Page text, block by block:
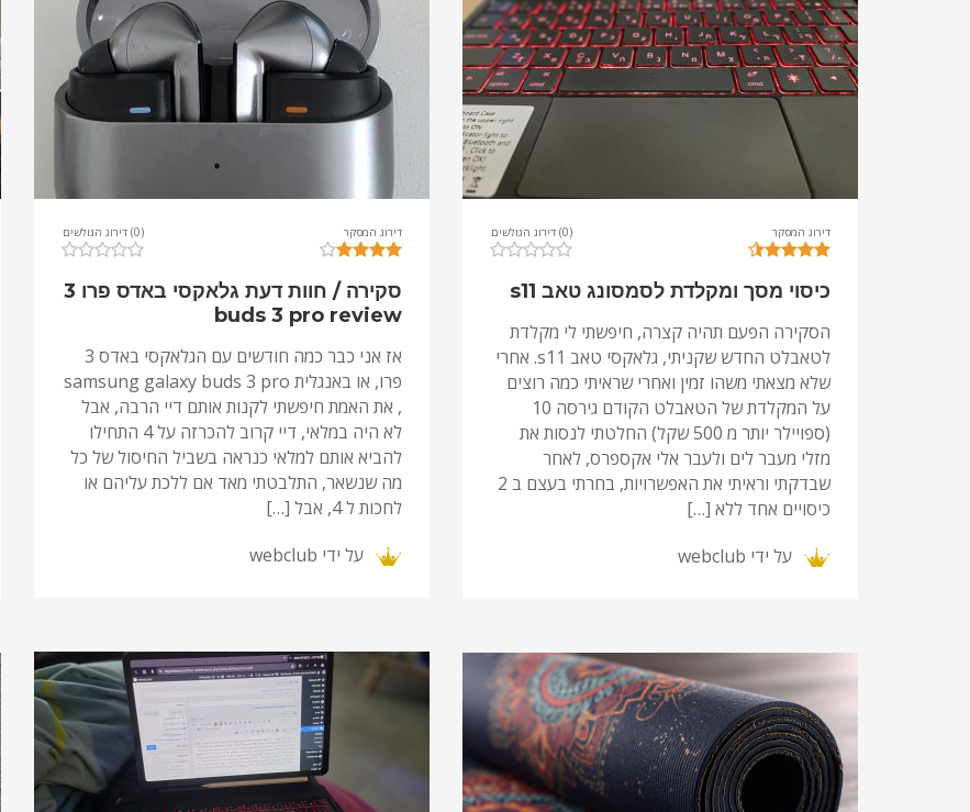
דירוג המסקר (0) דירוג הגולשים
סקירה / חוות דעת גלאקסי באדס פרו 3
buds 3 pro review
אז אני כבר כמה חודשים עם הגלאקסי באדס 3
פרו, או באנגלית samsung galaxy buds 3 pro
, את האמת חיפשתי לקנות אותם דיי הרבה, אבל
לא היה במלאי, דיי קרוב להכרזה על 4 התחילו
להביא אותם למלאי כנראה בשביל החיסול של כל
מה שנשאר, התלבטתי מאד אם ללכת עליהם או
לחכות ל 4, אבל […]
על ידי webclub
דירוג המסקר (0) דירוג הגולשים
כיסוי מסך ומקלדת לסמסונג טאב s11
הסקירה הפעם תהיה קצרה, חיפשתי לי מקלדת
לטאבלט החדש שקניתי, גלאקסי טאב s11. אחרי
שלא מצאתי משהו זמין ואחרי שראיתי כמה רוצים
על המקלדת של הטאבלט הקודם גירסה 10
(ספויילר יותר מ 500 שקל) החלטתי לנסות את
מזלי מעבר לים ולעבר אלי אקספרס, לאחר
שבדקתי וראיתי את האפשרויות, בחרתי בעצם ב 2
כיסויים אחד ללא […]
על ידי webclub